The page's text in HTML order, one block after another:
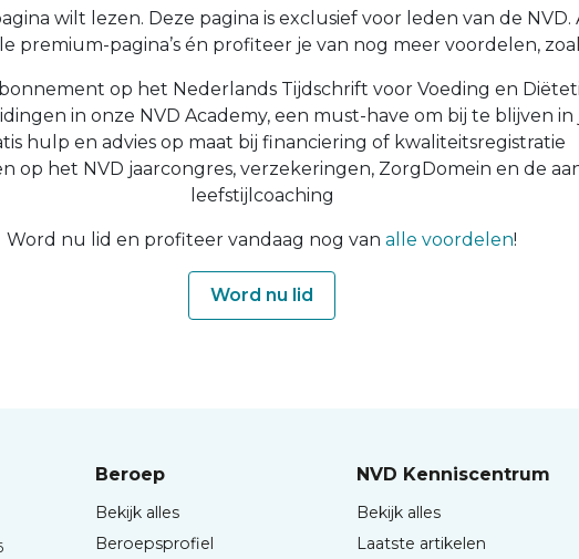
wilt lezen. Deze pagina is exclusief voor leden van de NVD.
premium-pagina’s én profiteer je van nog meer voordelen,
op het Nederlands Tijdschrift voor Voeding en
in onze NVD Academy, een must-have om bij te blijven in
hulp en advies op maat bij financiering of kwaliteitsregistratie
op het NVD jaarcongres, verzekeringen, ZorgDomein en de
leefstijlcoaching
Word nu lid en profiteer vandaag nog van alle voordelen!
Word nu lid
Beroep
Bekijk alles
Beroepsprofiel
NVD Kenniscentrum
Bekijk alles
Laatste artikelen